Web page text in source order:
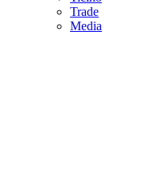
Trade
Media